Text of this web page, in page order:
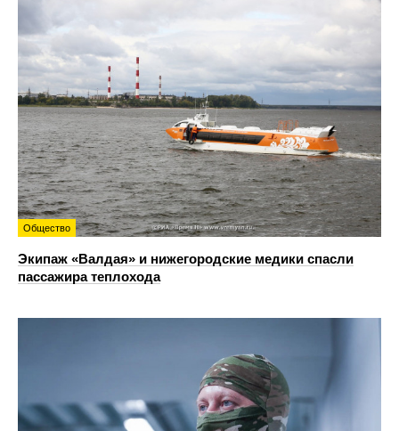
Общество
Экипаж «Валдая» и нижегородские медики спасли
пассажира теплохода